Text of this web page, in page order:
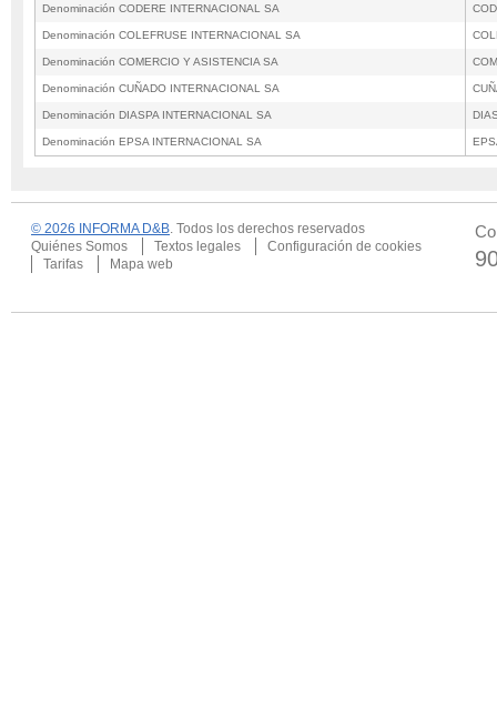
Denominación CODERE INTERNACIONAL SA
Denominación COLEFRUSE INTERNACIONAL SA
Denominación COMERCIO Y ASISTENCIA SA
Denominación CUÑADO INTERNACIONAL SA
Denominación DIASPA INTERNACIONAL SA
Denominación EPSA INTERNACIONAL SA
© 2026 INFORMA D&B. Todos los derechos reservados
Quiénes Somos
Textos legales
Configuración de cookies
Tarifas
Mapa web